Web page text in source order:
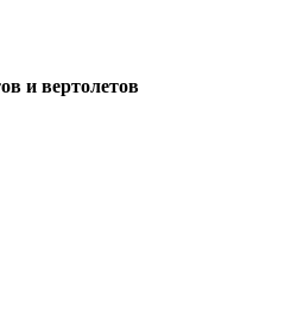
и вертолетов